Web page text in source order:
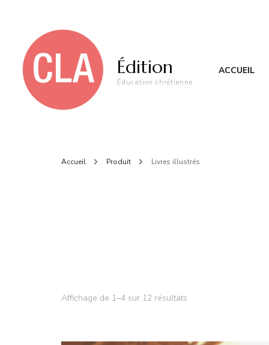
Édition
Éducation chrétienne
ACCUEIL
Accueil Produit Livres illustrés
Affichage de 1–4 sur 12 résultats